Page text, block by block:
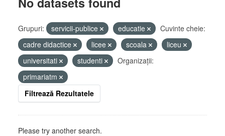
Grupuri: servicii-publice educatie
Cuvinte cheie:
cadre didactice
licee scoala
liceu
universitati
studenti
Organizații:
primariatm
Filtrează Rezultatele
Please try another search.